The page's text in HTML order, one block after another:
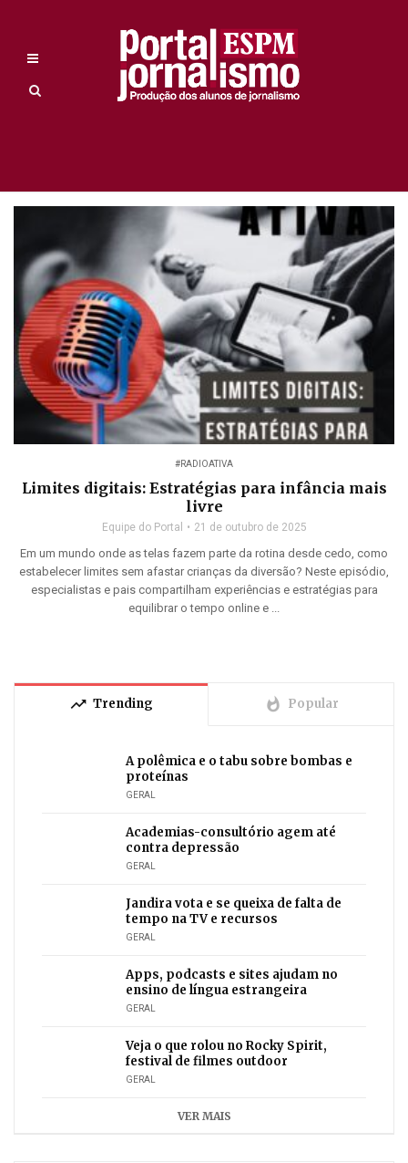
#RADIOATIVA
Limites digitais: Estratégias para infância mais
livre
Equipe do Portal 21 de outubro de 2025
Em um mundo onde as telas fazem parte da rotina desde cedo, como
estabelecer limites sem afastar crianças da diversão? Neste episódio,
especialistas e pais compartilham experiências e estratégias para
equilibrar o tempo online e ...
trending_up Trending whatshot Popular
A polêmica e o tabu sobre bombas e
proteínas
GERAL
Academias-consultório agem até
contra depressão
GERAL
Jandira vota e se queixa de falta de
tempo na TV e recursos
GERAL
Apps, podcasts e sites ajudam no
ensino de língua estrangeira
GERAL
Veja o que rolou no Rocky Spirit,
festival de filmes outdoor
GERAL
VER MAIS